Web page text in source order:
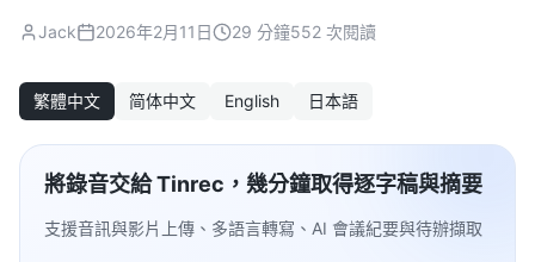
Jack 2026年2月11日 29 分鐘552 次閱讀
繁體中文 简体中文 English 日本語
將錄音交給 Tinrec，幾分鐘取得逐字稿與摘要
支援音訊與影片上傳、多語言轉寫、AI 會議紀要與待辦擷取